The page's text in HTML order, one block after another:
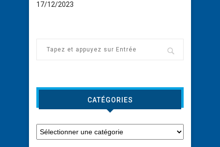
17/12/2023
CATÉGORIES